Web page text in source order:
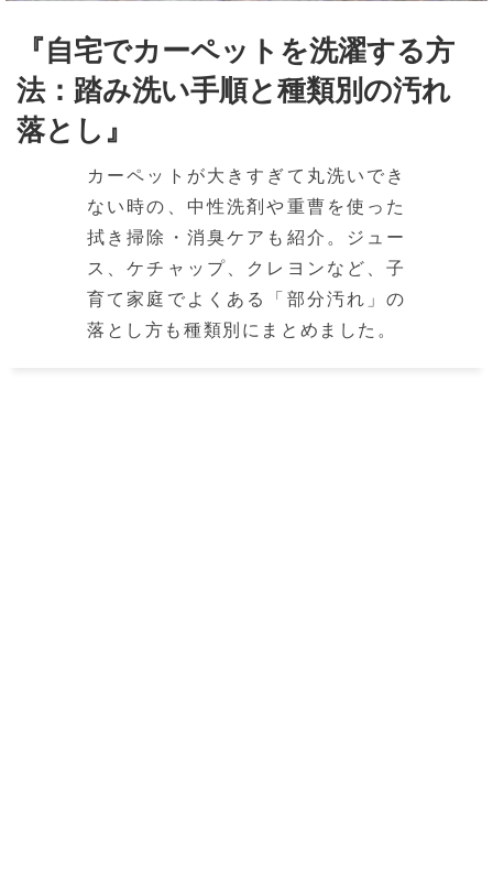
『自宅でカーペットを洗濯する方
法：踏み洗い手順と種類別の汚れ
落とし』
カーペットが大きすぎて丸洗いでき
ない時の、中性洗剤や重曹を使った
拭き掃除・消臭ケアも紹介。ジュー
ス、ケチャップ、クレヨンなど、子
育て家庭でよくある「部分汚れ」の
落とし方も種類別にまとめました。